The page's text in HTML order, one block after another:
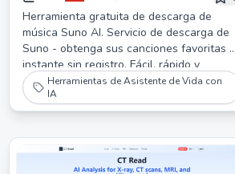
gratuita
Herramienta gratuita de descarga de
música Suno AI. Servicio de descarga de
Suno - obtenga sus canciones favoritas al
instante sin registro. Fácil, rápido y
totalmente gratis.
Herramientas de Asistente de Vida con
IA